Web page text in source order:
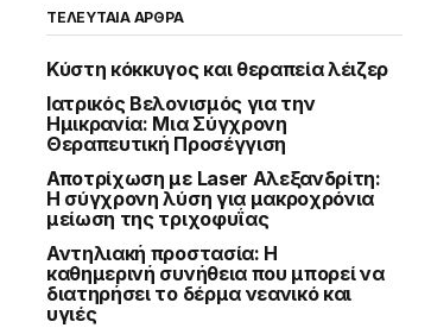
ΤΕΛΕΥΤΑΙΑ ΑΡΘΡΑ
Κύστη κόκκυγος και θεραπεία λέιζερ
Ιατρικός Βελονισμός για την
Ημικρανία: Μια Σύγχρονη
Θεραπευτική Προσέγγιση
Αποτρίχωση με Laser Αλεξανδρίτη:
Η σύγχρονη λύση για μακροχρόνια
μείωση της τριχοφυΐας
Αντηλιακή προστασία: Η
καθημερινή συνήθεια που μπορεί να
διατηρήσει το δέρμα νεανικό και
υγιές